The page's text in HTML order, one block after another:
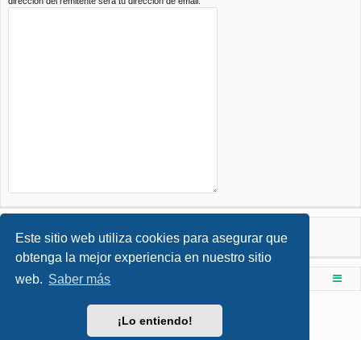
Este sitio web utiliza cookies para asegurar que
obtenga la mejor experiencia en nuestro sitio
web. Saber más
¡Lo entiendo!
Foro de Ingenieria Civil & Arquitectura
Desarrollado porphpBB® Forum Software © phpBB Limited
Style porArty- phpBB 3.3 por MrGaby
phpBB España